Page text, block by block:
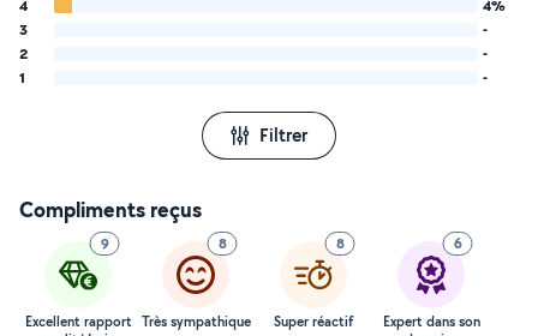
4
4%
3
-
2
-
1
-
Filtrer
Compliments reçus
9
Excellent rapport
8
Très sympathique
8
Super réactif
6
Expert dans son